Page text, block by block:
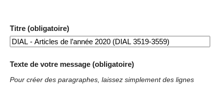
Titre (obligatoire)
Texte de votre message (obligatoire)
Pour créer des paragraphes, laissez simplement des lignes